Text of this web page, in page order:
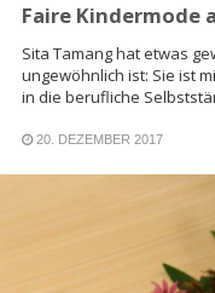
Faire Kindermode
Sita Tamang hat etwas
ungewöhnlich ist: Sie ist
in die berufliche
20. DEZEMBER 2017